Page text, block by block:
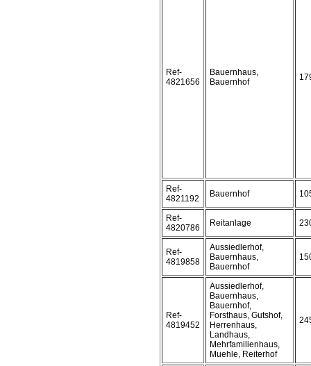
Ref-
4821656
Bauernhaus,
Bauernhof
Ref-
4821192
Bauernhof
Ref-
4820786
Reitanlage
Ref-
4819858
Aussiedlerhof,
Bauernhaus,
Bauernhof
Ref-
4819452
Aussiedlerhof,
Bauernhaus,
Bauernhof,
Forsthaus, Gutshof,
Herrenhaus,
Landhaus,
Mehrfamilienhaus,
Muehle, Reiterhof